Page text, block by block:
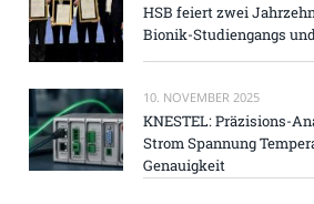
HSB feiert zwei
Bionik-Studiengangs
10. NOVEMBER 2025
KNESTEL: Präzisions-
Strom Spannung
Genauigkeit